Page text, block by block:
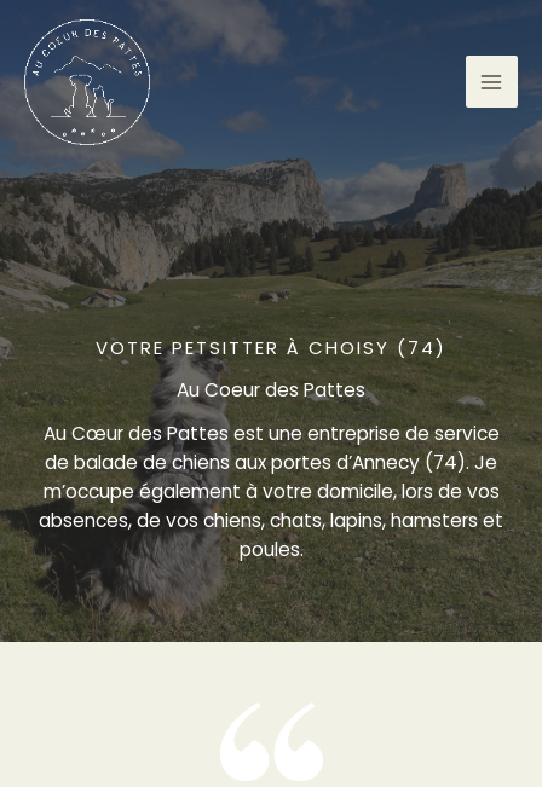
contenu
VOTRE PETSITTER À CHOISY (74)
Au Coeur des Pattes
Au Cœur des Pattes est une entreprise de service
de balade de chiens aux portes d’Annecy (74). Je
m’occupe également à votre domicile, lors de vos
absences, de vos chiens, chats, lapins, hamsters et
poules.